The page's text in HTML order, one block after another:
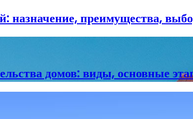
назначение, преимущества,
домов: виды, основные